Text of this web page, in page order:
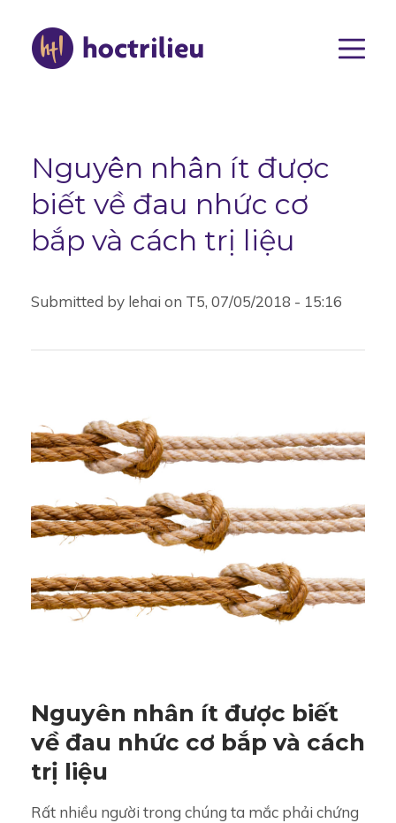
Nguyên nhân ít được
biết về đau nhức cơ
bắp và cách trị liệu
Submitted by lehai on T5, 07/05/2018 - 15:16
Nguyên nhân ít được biết
về đau nhức cơ bắp và cách
trị liệu
Rất nhiều người trong chúng ta mắc phải chứng